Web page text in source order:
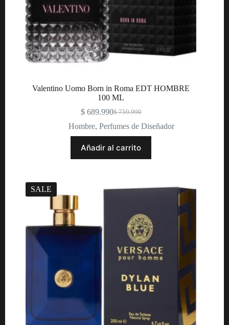
Valentino Uomo Born in Roma EDT HOMBRE
100 ML
$759.990
Original
price
was:
$ 759.990.
$689.990Current
price
is:
$ 689.990.
Hombre, Perfumes de Diseñador
Añadir al carrito
SALE